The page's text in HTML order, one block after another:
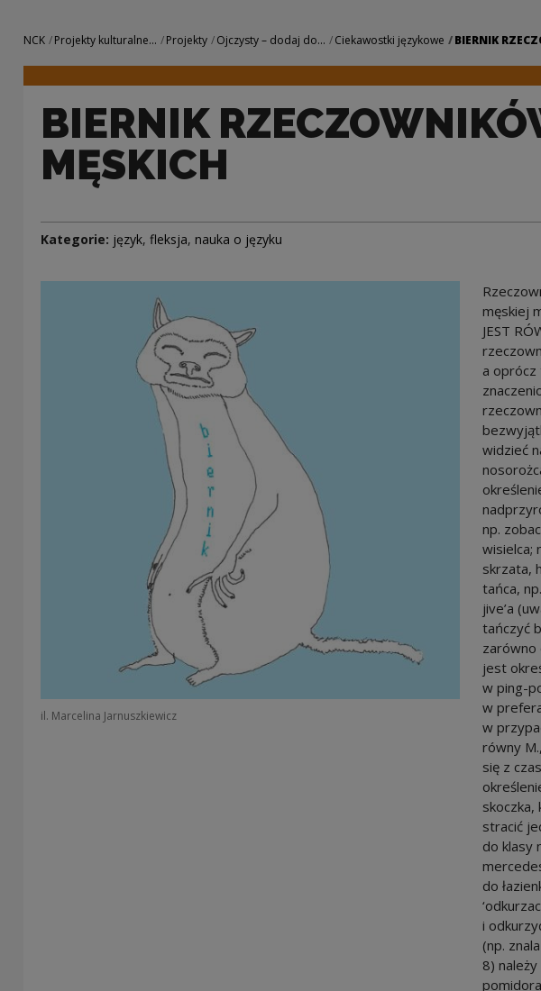
MĘSKICH
Nawigacja
NCK Projekty kulturalne... Projekty Ojczysty – dodaj do... Ciekawostki językowe BIERNIK
BIERNIK
MĘSKICH
Kategorie: język, fleksja, nauka o języku
il. Marcelina Jarnuszkiewicz
męskiej
JEST
a oprócz
widzieć
np.
wisielca;
skrzata,
tańca,
jive’a
tańczyć
zarówno
jest
w ping-
w
w
równy
się z
skoczka,
stracić
do klasy
do
i
(np.
8)